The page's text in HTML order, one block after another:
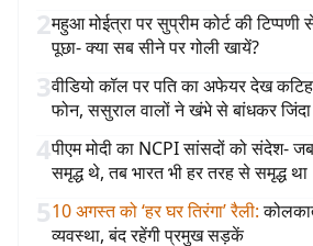
2महुआ मोईत्रा पर सुप्रीम कोर्ट की
पूछा- क्या सब सीने पर गोली खायें?
3वीडियो कॉल पर पति का अफेयर देख
फोन, ससुराल वालों ने खंभे से बांधकर
4पीएम मोदी का NCPI सांसदों को संदेश-
समृद्ध थे, तब भारत भी हर तरह से समृद्ध था
510 अगस्त को ‘हर घर तिरंगा’ रैली:
व्यवस्था, बंद रहेंगी प्रमुख सड़कें